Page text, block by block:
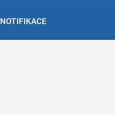
NOTIFIKACE